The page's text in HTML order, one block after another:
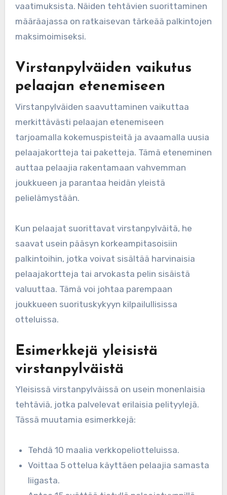
vaatimuksista. Näiden tehtävien suorittaminen
määräajassa on ratkaisevan tärkeää palkintojen
maksimoimiseksi.
Virstanpylväiden vaikutus
pelaajan etenemiseen
Virstanpylväiden saavuttaminen vaikuttaa
merkittävästi pelaajan etenemiseen
tarjoamalla kokemuspisteitä ja avaamalla uusia
pelaajakortteja tai paketteja. Tämä eteneminen
auttaa pelaajia rakentamaan vahvemman
joukkueen ja parantaa heidän yleistä
pelielämystään.
Kun pelaajat suorittavat virstanpylväitä, he
saavat usein pääsyn korkeampitasoisiin
palkintoihin, jotka voivat sisältää harvinaisia
pelaajakortteja tai arvokasta pelin sisäistä
valuuttaa. Tämä voi johtaa parempaan
joukkueen suorituskykyyn kilpailullisissa
otteluissa.
Esimerkkejä yleisistä
virstanpylväistä
Yleisissä virstanpylväissä on usein monenlaisia
tehtäviä, jotka palvelevat erilaisia pelityylejä.
Tässä muutamia esimerkkejä:
Tehdä 10 maalia verkkopeliotteluissa.
Voittaa 5 ottelua käyttäen pelaajia samasta
liigasta.